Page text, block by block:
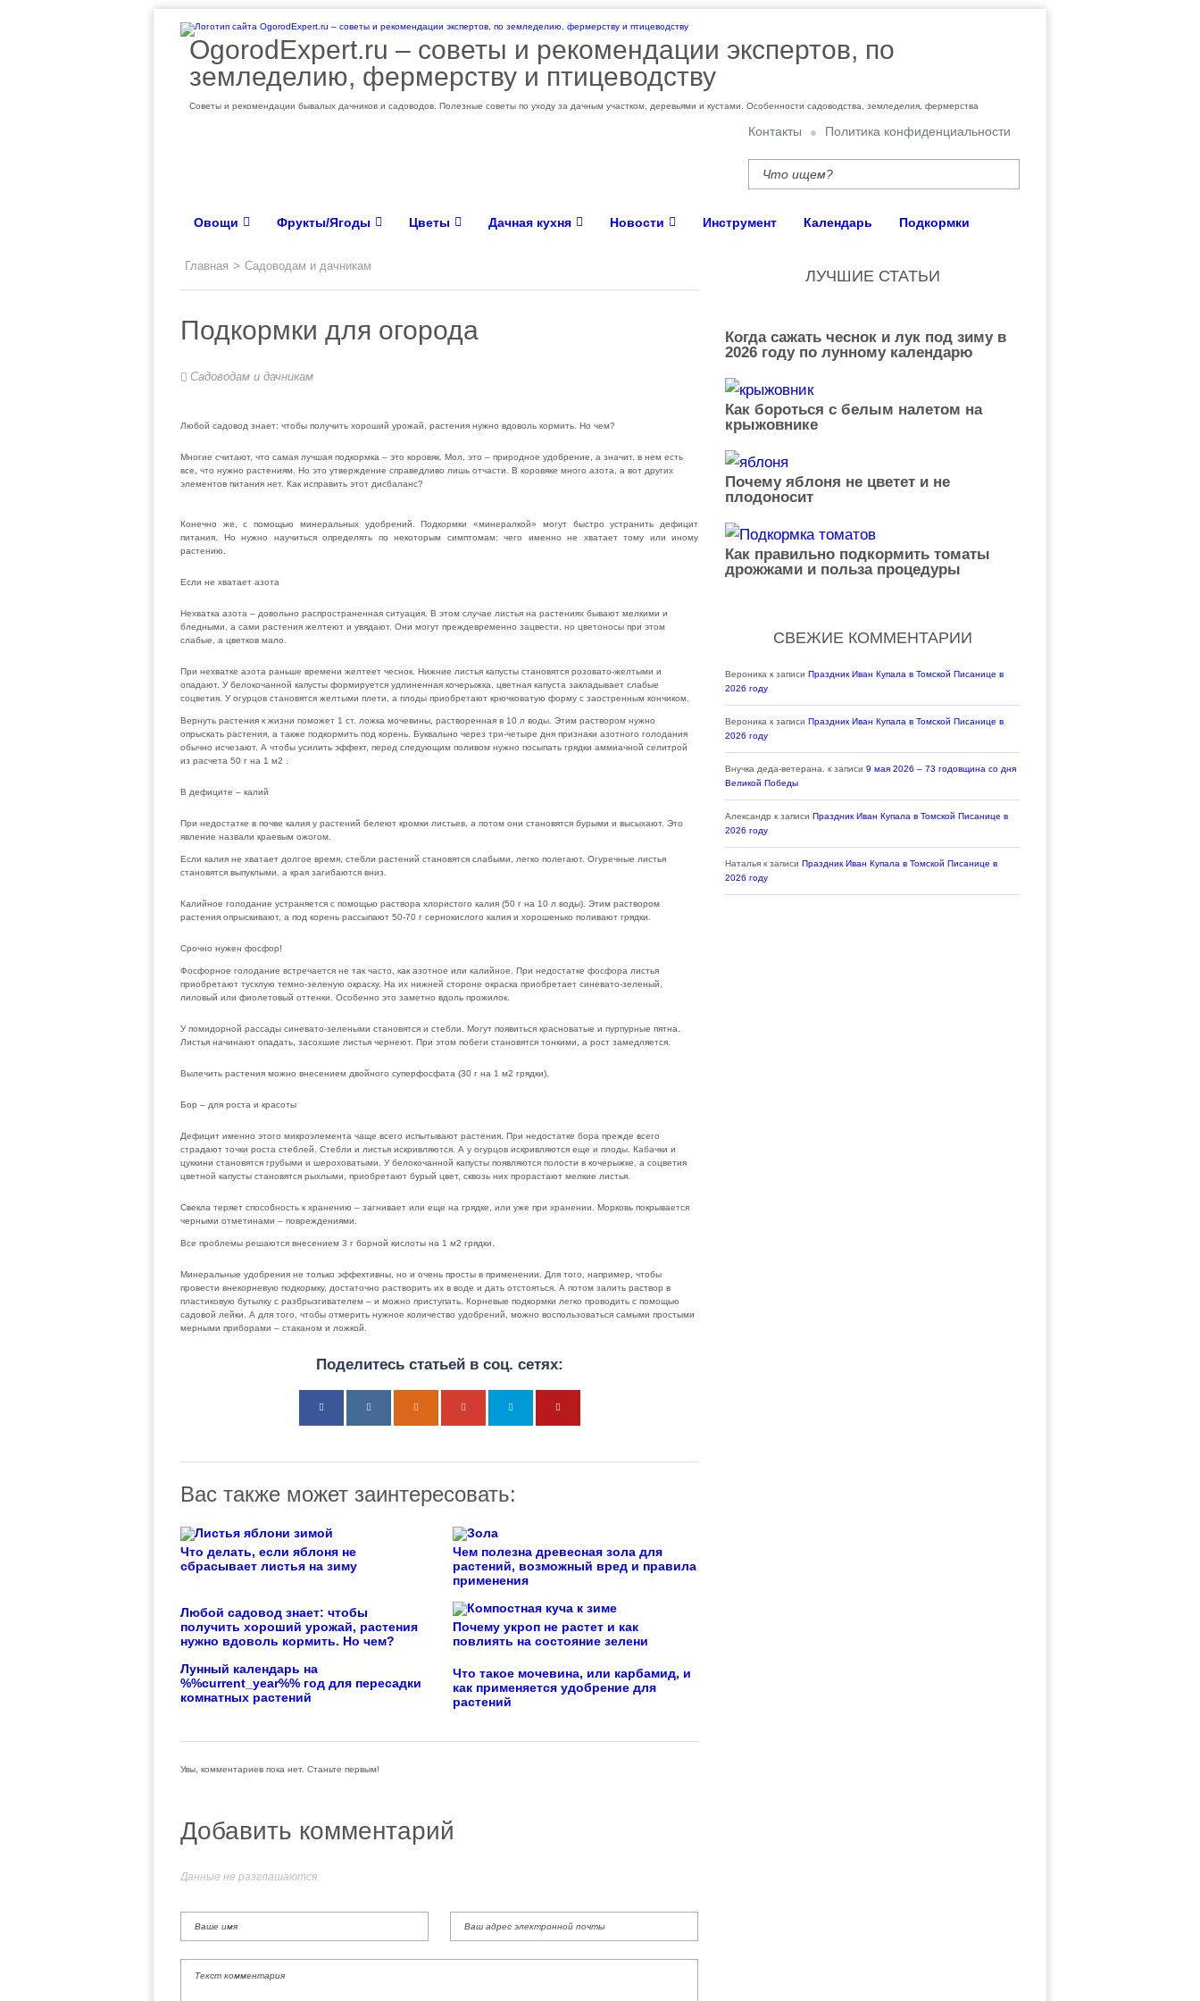
OgorodExpert.ru – cоветы и рекомендации экспертов, по
земледелию, фермерству и птицеводству
Советы и рекомендации бывалых дачников и садоводов. Полезные советы по уходу за дачным участком, деревьями и кустами. Особенности садоводства, земледелия, фермерства
Контакты Политика конфиденциальности
Овощи Фрукты/Ягоды Цветы Дачная кухня Новости Инструмент Календарь Подкормки
Главная > Садоводам и дачникам
Подкормки для огорода
Садоводам и дачникам
Любой садовод знает: чтобы получить хороший урожай, растения нужно вдоволь кормить. Но чем?
Многие считают, что самая лучшая подкормка – это коровяк. Мол, это – природное удобрение, а значит, в нем есть
все, что нужно растениям. Но это утверждение справедливо лишь отчасти. В коровяке много азота, а вот других
элементов питания нет. Как исправить этот дисбаланс?
Конечно же, с помощью минеральных удобрений. Подкормки «минералкой» могут быстро устранить дефицит
питания. Но нужно научиться определять по некоторым симптомам: чего именно не хватает тому или иному
растению.
Если не хватает азота
Нехватка азота – довольно распространенная ситуация. В этом случае листья на растениях бывают мелкими и
бледными, а сами растения желтеют и увядают. Они могут преждевременно зацвести, но цветоносы при этом
слабые, а цветков мало.
При нехватке азота раньше времени желтеет чеснок. Нижние листья капусты становятся розовато-желтыми и
опадают. У белокочанной капусты формируется удлиненная кочерыжка, цветная капуста закладывает слабые
соцветия. У огурцов становятся желтыми плети, а плоды приобретают крючковатую форму с заостренным кончиком.
Вернуть растения к жизни поможет 1 ст. ложка мочевины, растворенная в 10 л воды. Этим раствором нужно
опрыскать растения, а также подкормить под корень. Буквально через три-четыре дня признаки азотного голодания
обычно исчезают. А чтобы усилить эффект, перед следующим поливом нужно посыпать грядки аммиачной селитрой
из расчета 50 г на 1 м2 .
В дефиците – калий
При недостатке в почве калия у растений белеют кромки листьев, а потом они становятся бурыми и высыхают. Это
явление назвали краевым ожогом.
Если калия не хватает долгое время, стебли растений становятся слабыми, легко полегают. Огуречные листья
становятся выпуклыми, а края загибаются вниз.
Калийное голодание устраняется с помощью раствора хлористого калия (50 г на 10 л воды). Этим раствором
растения опрыскивают, а под корень рассыпают 50-70 г сернокислого калия и хорошенько поливают грядки.
Срочно нужен фосфор!
Фосфорное голодание встречается не так часто, как азотное или калийное. При недостатке фосфора листья
приобретают тусклую темно-зеленую окраску. На их нижней стороне окраска приобретает синевато-зеленый,
лиловый или фиолетовый оттенки. Особенно это заметно вдоль прожилок.
У помидорной рассады синевато-зелеными становятся и стебли. Могут появиться красноватые и пурпурные пятна.
Листья начинают опадать, засохшие листья чернеют. При этом побеги становятся тонкими, а рост замедляется.
Вылечить растения можно внесением двойного суперфосфата (30 г на 1 м2 грядки).
Бор – для роста и красоты
Дефицит именно этого микроэлемента чаще всего испытывают растения. При недостатке бора прежде всего
страдают точки роста стеблей. Стебли и листья искривляются. А у огурцов искривляются еще и плоды. Кабачки и
цуккини становятся грубыми и шероховатыми. У белокочанной капусты появляются полости в кочерыжке, а соцветия
цветной капусты становятся рыхлыми, приобретают бурый цвет, сквозь них прорастают мелкие листья.
Свекла теряет способность к хранению – загнивает или еще на грядке, или уже при хранении. Морковь покрывается
черными отметинами – повреждениями.
Все проблемы решаются внесением 3 г борной кислоты на 1 м2 грядки.
Минеральные удобрения не только эффективны, но и очень просты в применении. Для того, например, чтобы
провести внекорневую подкормку, достаточно растворить их в воде и дать отстояться. А потом залить раствор в
пластиковую бутылку с разбрызгивателем – и можно приступать. Корневые подкормки легко проводить с помощью
садовой лейки. А для того, чтобы отмерить нужное количество удобрений, можно воспользоваться самыми простыми
мерными приборами – стаканом и ложкой.
Поделитесь статьей в соц. сетях:
Вас также может заинтересовать:
Что делать, если яблоня не
сбрасывает листья на зиму
Чем полезна древесная зола для
растений, возможный вред и правила
применения
Любой садовод знает: чтобы
получить хороший урожай, растения
нужно вдоволь кормить. Но чем?
Почему укроп не растет и как
повлиять на состояние зелени
Лунный календарь на
%%current_year%% год для пересадки
комнатных растений
Что такое мочевина, или карбамид, и
как применяется удобрение для
растений
Увы, комментариев пока нет. Станьте первым!
Добавить комментарий
Данные не разглашаются
ЛУЧШИЕ СТАТЬИ
Когда сажать чеснок и лук под зиму в
2026 году по лунному календарю
Как бороться с белым налетом на
крыжовнике
Почему яблоня не цветет и не
плодоносит
Как правильно подкормить томаты
дрожжами и польза процедуры
СВЕЖИЕ КОММЕНТАРИИ
Вероника к записи Праздник Иван Купала в Томской Писанице в
2026 году
Вероника к записи Праздник Иван Купала в Томской Писанице в
2026 году
Внучка деда-ветерана. к записи 9 мая 2026 – 73 годовщина со дня
Великой Победы
Александр к записи Праздник Иван Купала в Томской Писанице в
2026 году
Наталья к записи Праздник Иван Купала в Томской Писанице в
2026 году